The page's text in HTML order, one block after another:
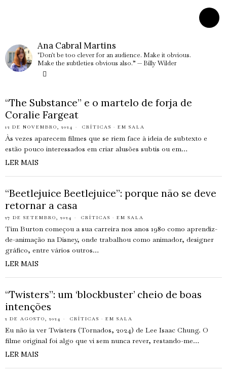
Ana Cabral Martins
"Don't be too clever for an audience. Make it obvious.
Make the subtleties obvious also.” — Billy Wilder
“The Substance” e o martelo de forja de
Coralie Fargeat
12 DE NOVEMBRO, 2024 CRÍTICAS · EM SALA
Às vezes aparecem filmes que se riem face à ideia de subtexto e
estão pouco interessados em criar alusões subtis ou em…
LER MAIS
“Beetlejuice Beetlejuice”: porque não se deve
retornar a casa
27 DE SETEMBRO, 2024 CRÍTICAS · EM SALA
Tim Burton começou a sua carreira nos anos 1980 como aprendiz-
de-animação na Disney, onde trabalhou como animador, designer
gráfico, entre vários outros…
LER MAIS
“Twisters”: um ‘blockbuster’ cheio de boas
intenções
2 DE AGOSTO, 2024 CRÍTICAS · EM SALA
Eu não ia ver Twisters (Tornados, 2024) de Lee Isaac Chung. O
filme original foi algo que vi sem nunca rever, restando-me…
LER MAIS